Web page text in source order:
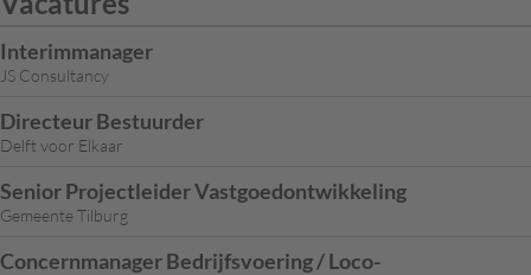
Interimmanager
JS Consultancy
Directeur Bestuurder
Delft voor Elkaar
Senior Projectleider Vastgoedontwikkeling
Gemeente Tilburg
Concernmanager Bedrijfsvoering / Loco-